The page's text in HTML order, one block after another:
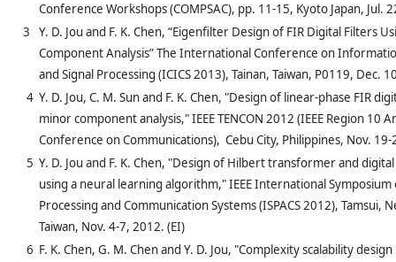
Conference Workshops (COMPSAC), pp. 11-15, Kyoto Japan, Jul.
3
Y. D. Jou and F. K. Chen, “Eigenfilter Design of FIR Digital Filters
Component Analysis” The International Conference on
and Signal Processing (ICICS 2013), Tainan, Taiwan, P0119, Dec.
4 Y. D. Jou, C. M. Sun and F. K. Chen, "Design of linear-phase FIR
minor component analysis," IEEE TENCON 2012 (IEEE Region 10
Conference on Communications), Cebu City, Philippines, Nov. 19-
5 Y. D. Jou and F. K. Chen, "Design of Hilbert transformer and
using a neural learning algorithm," IEEE International
Processing and Communication Systems (ISPACS 2012), Tamsui,
Taiwan, Nov. 4-7, 2012. (EI)
6 F. K. Chen, G. M. Chen and Y. D. Jou, "Complexity scalability